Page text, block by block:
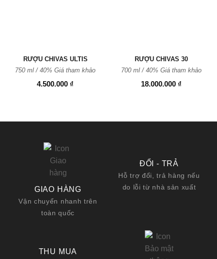
RƯỢU CHIVAS ULTIS
4.500.000 ₫
750 ml / 40% Giá tham khảo
RƯỢU CHIVAS 30
18.000.000 ₫
700 ml / 40% Giá tham khảo
GIAO HÀNG
Vận chuyển nhanh trên
toàn quốc
ĐỔI - TRẢ
Hỗ trợ đổi, trả hàng nếu
do lỗi từ nhà sản xuất
THU MUA